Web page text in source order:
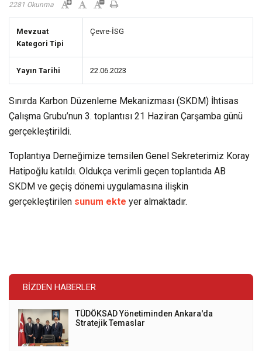
2281 Okunma
Mevzuat
Kategori Tipi
Çevre-İSG
Yayın Tarihi 22.06.2023
Sınırda Karbon Düzenleme Mekanizması (SKDM) İhtisas
Çalışma Grubu’nun 3. toplantısı 21 Haziran Çarşamba günü
gerçekleştirildi.
Toplantıya Derneğimize temsilen Genel Sekreterimiz Koray
Hatipoğlu katıldı. Oldukça verimli geçen toplantıda AB
SKDM ve geçiş dönemi uygulamasına ilişkin
gerçekleştirilen sunum ekte yer almaktadır.
BIZDEN HABERLER
TÜDÖKSAD Yönetiminden Ankara'da
Stratejik Temaslar